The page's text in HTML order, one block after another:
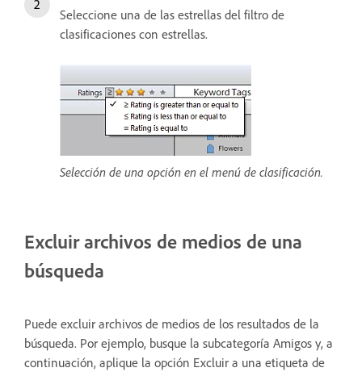
Seleccione una de las estrellas del filtro de
clasificaciones con estrellas.
Selección de una opción en el menú de clasificación.
Excluir archivos de medios de una
búsqueda
Puede excluir archivos de medios de los resultados de la
búsqueda. Por ejemplo, busque la subcategoría Amigos y, a
continuación, aplique la opción Excluir a una etiqueta de